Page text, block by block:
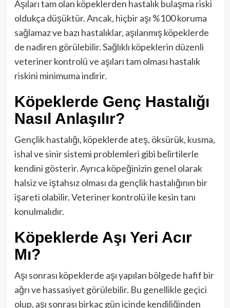
Aşıları tam olan köpeklerden hastalık bulaşma riski
oldukça düşüktür. Ancak, hiçbir aşı %100 koruma
sağlamaz ve bazı hastalıklar, aşılanmış köpeklerde
de nadiren görülebilir. Sağlıklı köpeklerin düzenli
veteriner kontrolü ve aşıları tam olması hastalık
riskini minimuma indirir.
Köpeklerde Genç Hastalığı
Nasıl Anlaşılır?
Gençlik hastalığı, köpeklerde ateş, öksürük, kusma,
ishal ve sinir sistemi problemleri gibi belirtilerle
kendini gösterir. Ayrıca köpeğinizin genel olarak
halsiz ve iştahsız olması da gençlik hastalığının bir
işareti olabilir. Veteriner kontrolü ile kesin tanı
konulmalıdır.
Köpeklerde Aşı Yeri Acır
Mı?
Aşı sonrası köpeklerde aşı yapılan bölgede hafif bir
ağrı ve hassasiyet görülebilir. Bu genellikle geçici
olup, aşı sonrası birkaç gün içinde kendiliğinden